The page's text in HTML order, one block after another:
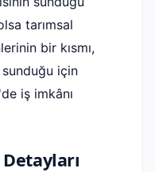
tarımsal
bir kısmı,
için
iş imkânı